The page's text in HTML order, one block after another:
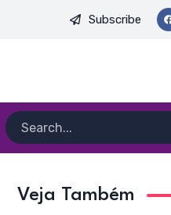
PEREIRA DIAS, FSA |
Subscribe
Veja Também